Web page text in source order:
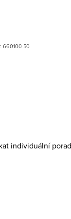
660100-50
individuální